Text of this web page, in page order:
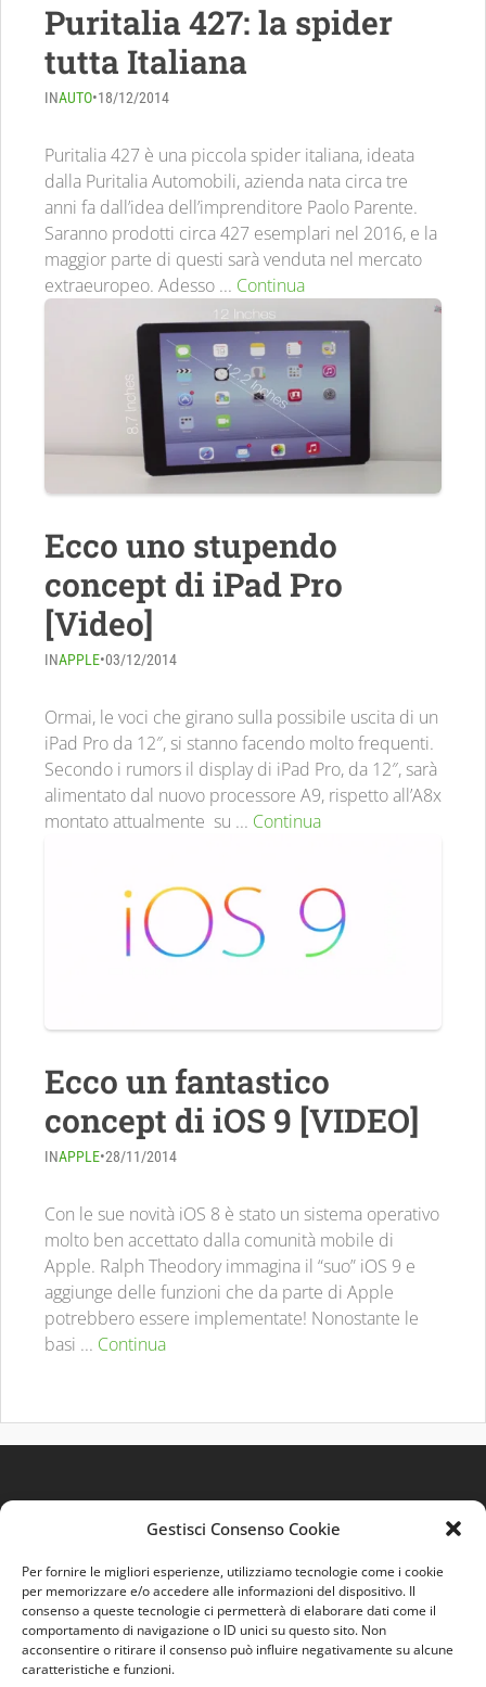
Gestisci Consenso Cookie
Per fornire le migliori esperienze, utilizziamo tecnologie come i cookie
per memorizzare e/o accedere alle informazioni del dispositivo. Il
consenso a queste tecnologie ci permetterà di elaborare dati come il
comportamento di navigazione o ID unici su questo sito. Non
acconsentire o ritirare il consenso può influire negativamente su alcune
caratteristiche e funzioni.
Puritalia 427: la spider
tutta Italiana
INAUTO•18/12/2014
Puritalia 427 è una piccola spider italiana, ideata
dalla Puritalia Automobili, azienda nata circa tre
anni fa dall’idea dell’imprenditore Paolo Parente.
Saranno prodotti circa 427 esemplari nel 2016, e la
maggior parte di questi sarà venduta nel mercato
extraeuropeo. Adesso ... Continua
Ecco uno stupendo
concept di iPad Pro
[Video]
INAPPLE•03/12/2014
Ormai, le voci che girano sulla possibile uscita di un
iPad Pro da 12″, si stanno facendo molto frequenti.
Secondo i rumors il display di iPad Pro, da 12″, sarà
alimentato dal nuovo processore A9, rispetto all’A8x
montato attualmente su ... Continua
Ecco un fantastico
concept di iOS 9 [VIDEO]
INAPPLE•28/11/2014
Con le sue novità iOS 8 è stato un sistema operativo
molto ben accettato dalla comunità mobile di
Apple. Ralph Theodory immagina il “suo” iOS 9 e
aggiunge delle funzioni che da parte di Apple
potrebbero essere implementate! Nonostante le
basi ... Continua
Quest'opera è distribuita con LicenzaCreative
Commons 3.0 Italia.